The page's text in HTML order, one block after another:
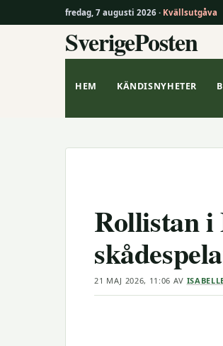
fredag, 7 augusti 2026 · Kvällsutgåva
SverigePosten
HEM KÄNDISNYHETER
Rollistan i
21 MAJ 2026, 11:06 AV